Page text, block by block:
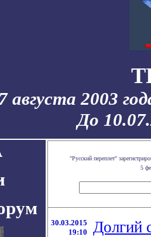
августа 2003
До
"Русский переплет"
5
30.03.2015
19:10
Долгий